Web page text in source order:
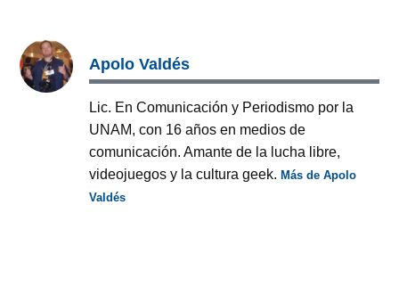
Apolo Valdés
Lic. En Comunicación y Periodismo por la
UNAM, con 16 años en medios de
comunicación. Amante de la lucha libre,
videojuegos y la cultura geek.Más de Apolo
Valdés